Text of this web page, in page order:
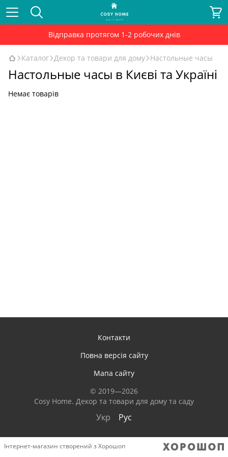
Відправка протягом 1-2 робочих днів
Каталог Декор та товари для дому Настольные часы
Настольные часы в Києві та Україні
Немає товарів
Контакти
Повна версія сайту
Мапа сайту
© 2019—2026
Сosy Home. Декор та товари для дому та саду
Укр Рус
Інтернет-магазин створений з Хорошоп